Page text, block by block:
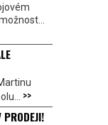
>>
PRODEJI!